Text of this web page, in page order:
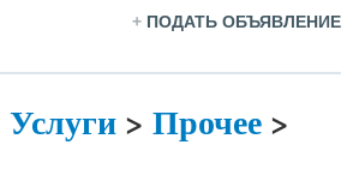
+ ПОДАТЬ ОБЪЯВЛЕНИЕ
Услуги> Прочее>